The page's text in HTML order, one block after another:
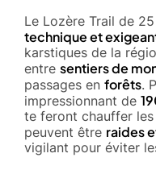
Le Lozère Trail de
technique et
karstiques de la
entre sentiers de
passages en forêts.
impressionnant de
te feront chauffer
peuvent être raides
vigilant pour éviter